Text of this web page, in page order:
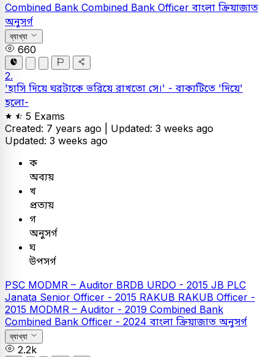
Combined Bank Combined Bank Officer বাংলা ক্রিয়াজাত
অনুসর্গ
ব্যাখ্যা
660
2.
'হাসি দিয়ে ঘরটাকে ভরিয়ে রাখতো সে।' - বাক্যটিতে 'দিয়ে'
হলো-
5 Exams
Created: 7 years ago | Updated: 3 weeks ago
Updated: 3 weeks ago
ক
অব্যয়
খ
প্রত্যয়
গ
অনুসর্গ
ঘ
উপসর্গ
PSC MODMR – Auditor BRDB URDO - 2015 JB PLC
Janata Senior Officer - 2015 RAKUB RAKUB Officer -
2015 MODMR – Auditor - 2019 Combined Bank
Combined Bank Officer - 2024 বাংলা ক্রিয়াজাত অনুসর্গ
ব্যাখ্যা
2.2k